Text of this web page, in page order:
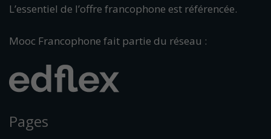
L’essentiel de l’offre francophone est référencée.
Mooc Francophone fait partie du réseau :
Pages